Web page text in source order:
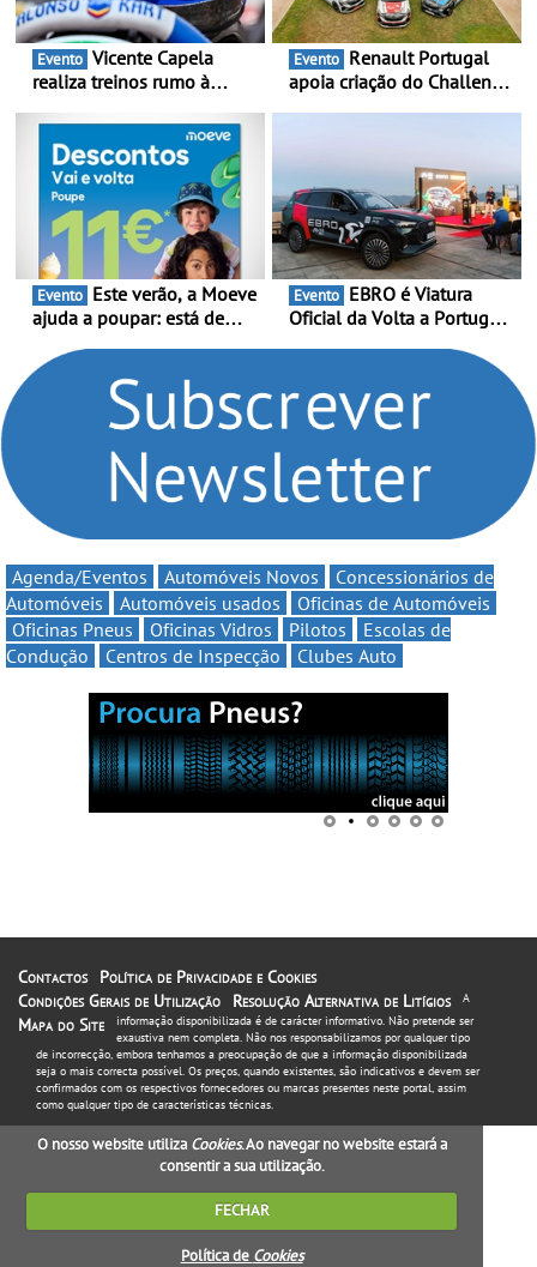
Evento
realiza treinos rumo à
Portugal Karting e mira boa
estreia - O Campeonato
Portugal Karting 2026
decorre entre 1 de Março e
6 de Setembro
Evento
apoia criação do Challenge
continua em 2026
Evento
ajuda a poupar: está de
Volta” com descontos de
Evento
Oficial da Volta a Portugal
presença nacional ao lado
da mítica prova de ciclismo
e leva a sua gama SUV
multi-energia às estradas
de Portugal
Agenda/Eventos Automóveis Novos
Concessionários de
Automóveis
Automóveis usados
Oficinas de Automóveis
Oficinas Pneus
Oficinas Vidros Pilotos
Escolas de
Condução
Centros de Inspecção Clubes Auto
Contactos
Política de Privacidade e Cookies
Condições Gerais de Utilização
Resolução Alternativa de Litígios
Mapa do Site
A
informação disponibilizada é de carácter informativo. Não pretende ser
exaustiva nem completa. Não nos responsabilizamos por qualquer tipo
de incorrecção, embora tenhamos a preocupação de que a informação disponibilizada
seja o mais correcta possível. Os preços, quando existentes, são indicativos e devem ser
confirmados com os respectivos fornecedores ou marcas presentes neste portal, assim
como qualquer tipo de características técnicas.
O nosso website utiliza Cookies. Ao navegar no website estará a
consentir a sua utilização.
FECHAR
Política de Cookies